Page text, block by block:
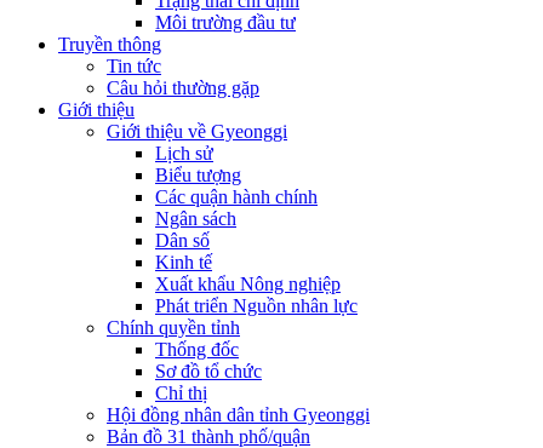
Môi trường đầu tư
Truyền thông
Tin tức
Câu hỏi thường gặp
Giới thiệu
Giới thiệu về Gyeonggi
Lịch sử
Biểu tượng
Các quận hành chính
Ngân sách
Dân số
Kinh tế
Xuất khẩu Nông nghiệp
Phát triển Nguồn nhân lực
Chính quyền tỉnh
Thống đốc
Sơ đồ tổ chức
Chỉ thị
Hội đồng nhân dân tỉnh Gyeonggi
Bản đồ 31 thành phố/quận